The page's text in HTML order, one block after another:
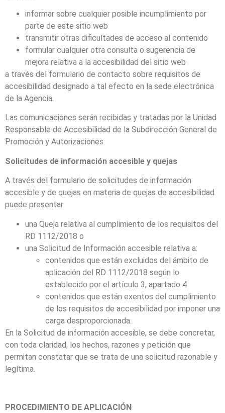
informar sobre cualquier posible incumplimiento por
parte de este sitio web
transmitir otras dificultades de acceso al contenido
formular cualquier otra consulta o sugerencia de
mejora relativa a la accesibilidad del sitio web
a través del formulario de contacto sobre requisitos de
accesibilidad designado a tal efecto en la sede electrónica
de la Agencia.
Las comunicaciones serán recibidas y tratadas por la Unidad
Responsable de Accesibilidad de la Subdirección General de
Promoción y Autorizaciones.
Solicitudes de información accesible y quejas
A través del formulario de solicitudes de información
accesible y de quejas en materia de quejas de accesibilidad
puede presentar:
una Queja relativa al cumplimiento de los requisitos del
RD 1112/2018 o
una Solicitud de Información accesible relativa a:
contenidos que están excluidos del ámbito de
aplicación del RD 1112/2018 según lo
establecido por el artículo 3, apartado 4
contenidos que están exentos del cumplimiento
de los requisitos de accesibilidad por imponer una
carga desproporcionada.
En la Solicitud de información accesible, se debe concretar,
con toda claridad, los hechos, razones y petición que
permitan constatar que se trata de una solicitud razonable y
legítima.
PROCEDIMIENTO DE APLICACIÓN